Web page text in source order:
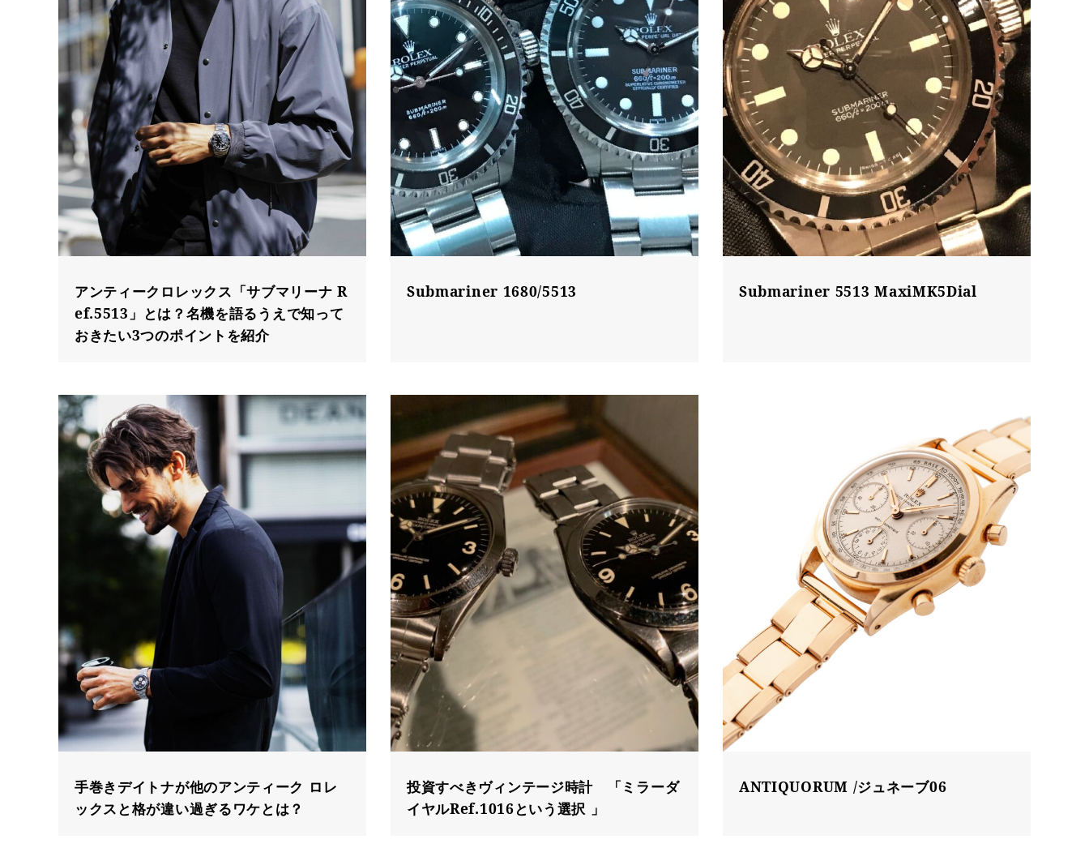
アンティークロレックス「サブマリーナ R
ef.5513」とは？名機を語るうえで知って
おきたい3つのポイントを紹介
Submariner 1680/5513 Submariner 5513 MaxiMK5Dial
手巻きデイトナが他のアンティーク ロレ
ックスと格が違い過ぎるワケとは？
投資すべきヴィンテージ時計 「ミラーダ
イヤルRef.1016という選択 」
ANTIQUORUM /ジュネーブ06